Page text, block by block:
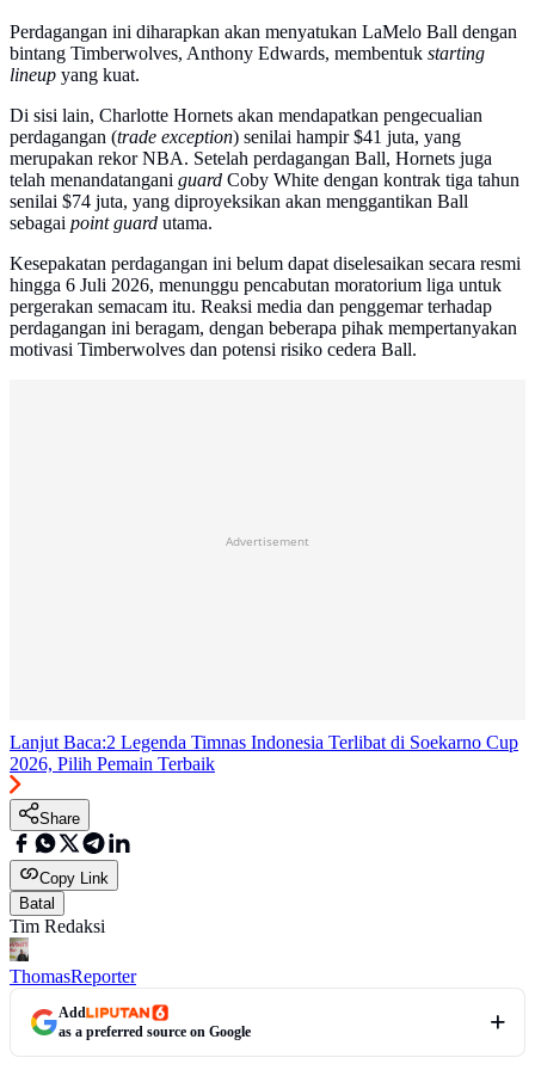
Perdagangan ini diharapkan akan menyatukan LaMelo Ball dengan
bintang Timberwolves, Anthony Edwards, membentuk starting
lineup yang kuat.
Di sisi lain, Charlotte Hornets akan mendapatkan pengecualian
perdagangan (trade exception) senilai hampir $41 juta, yang
merupakan rekor NBA. Setelah perdagangan Ball, Hornets juga
telah menandatangani guard Coby White dengan kontrak tiga tahun
senilai $74 juta, yang diproyeksikan akan menggantikan Ball
sebagai point guard utama.
Kesepakatan perdagangan ini belum dapat diselesaikan secara resmi
hingga 6 Juli 2026, menunggu pencabutan moratorium liga untuk
pergerakan semacam itu. Reaksi media dan penggemar terhadap
perdagangan ini beragam, dengan beberapa pihak mempertanyakan
motivasi Timberwolves dan potensi risiko cedera Ball.
Advertisement
Lanjut Baca:2 Legenda Timnas Indonesia Terlibat di Soekarno Cup
2026, Pilih Pemain Terbaik
Share
Copy Link
Batal
Tim Redaksi
ThomasReporter
Add
as a preferred source on Google